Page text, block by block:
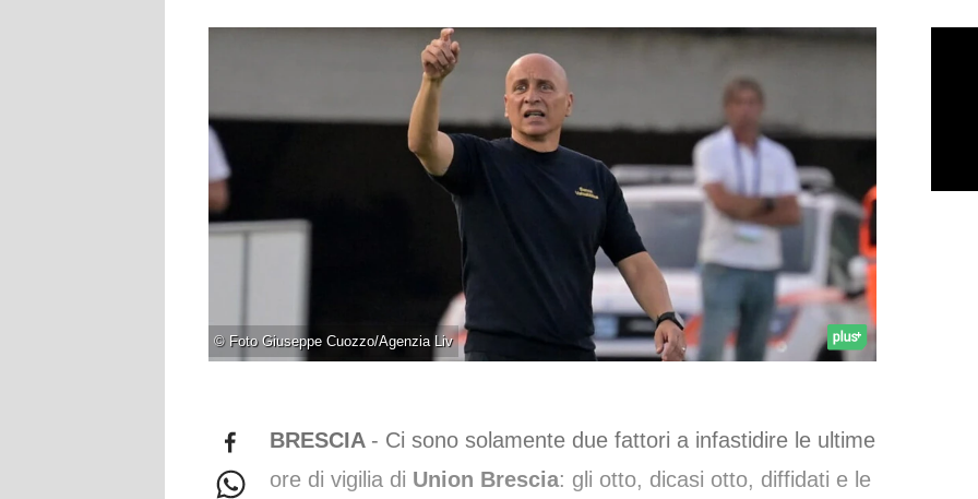
© Foto Giuseppe Cuozzo/Agenzia Liv
BRESCIA - Ci sono solamente due fattori a infastidire le ultime
ore di vigilia di Union Brescia: gli otto, dicasi otto, diffidati e le